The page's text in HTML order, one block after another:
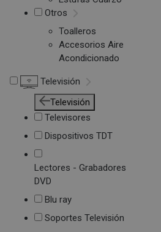
Otros
Toalleros
Accesorios Aire
Acondicionado
Televisión
Televisión
Televisores
Dispositivos TDT
Lectores - Grabadores
DVD
Blu ray
Soportes Televisión